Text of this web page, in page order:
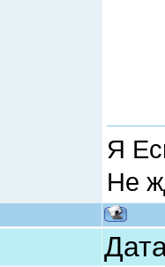
Я
Не